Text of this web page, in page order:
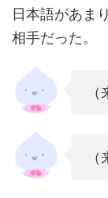
日本語があま
相手だった。